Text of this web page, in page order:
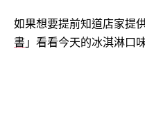
如果想要提前知道店家提
書 」看看今天的冰淇淋口